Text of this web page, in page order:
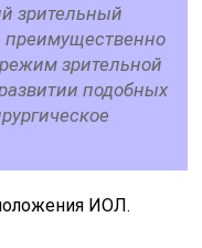
зрительный
преимущественно
зрительной
подобных
ИОЛ.